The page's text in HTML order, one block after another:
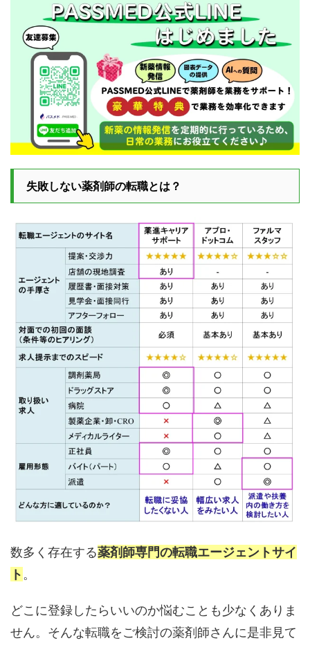
失敗しない薬剤師の転職とは？
数多く存在する薬剤師専門の転職エージェントサイ
ト 。
どこに登録したらいいのか悩むことも少なくありま
せん。そんな転職をご検討の薬剤師さんに是非見て